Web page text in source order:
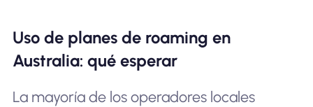
Uso de planes de roaming en
Australia: qué esperar
La mayoría de los operadores locales